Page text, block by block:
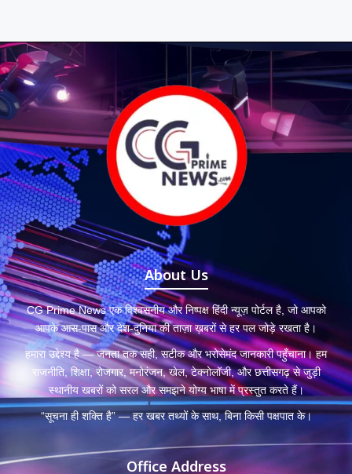
About Us
CG Prime News एक विश्वसनीय और निष्पक्ष हिंदी न्यूज़ पोर्टल है, जो आपको
आपके आस-पास और देश-दुनिया की ताज़ा ख़बरों से हर पल जोड़े रखता है।
हमारा उद्देश्य है — जनता तक सही, सटीक और भरोसेमंद जानकारी पहुँचाना। हम
राजनीति, शिक्षा, रोजगार, मनोरंजन, खेल, टेक्नोलॉजी, और छत्तीसगढ़ से जुड़ी
स्थानीय खबरों को सरल और समझने योग्य भाषा में प्रस्तुत करते हैं।
“सूचना ही शक्ति है” — हर खबर तथ्यों के साथ, बिना किसी पक्षपात के।
Office Address